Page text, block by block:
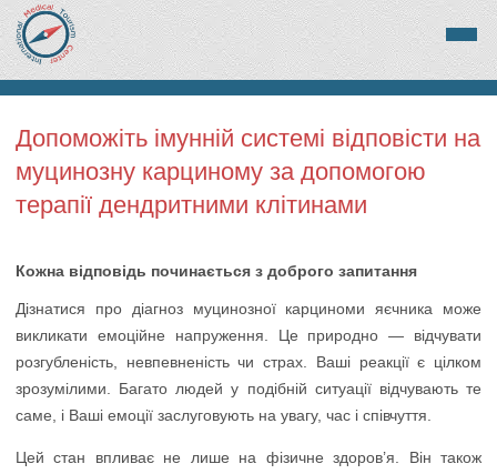
Допоможіть імунній системі відповісти на
муцинозну карциному за допомогою
терапії дендритними клітинами
Кожна відповідь починається з доброго запитання
Дізнатися про діагноз муцинозної карциноми яєчника може
викликати емоційне напруження. Це природно — відчувати
розгубленість, невпевненість чи страх. Ваші реакції є цілком
зрозумілими. Багато людей у подібній ситуації відчувають те
саме, і Ваші емоції заслуговують на увагу, час і співчуття.
Цей стан впливає не лише на фізичне здоров’я. Він також